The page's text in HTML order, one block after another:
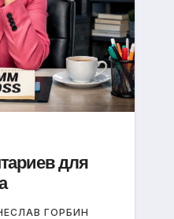
для
ГОРБИН